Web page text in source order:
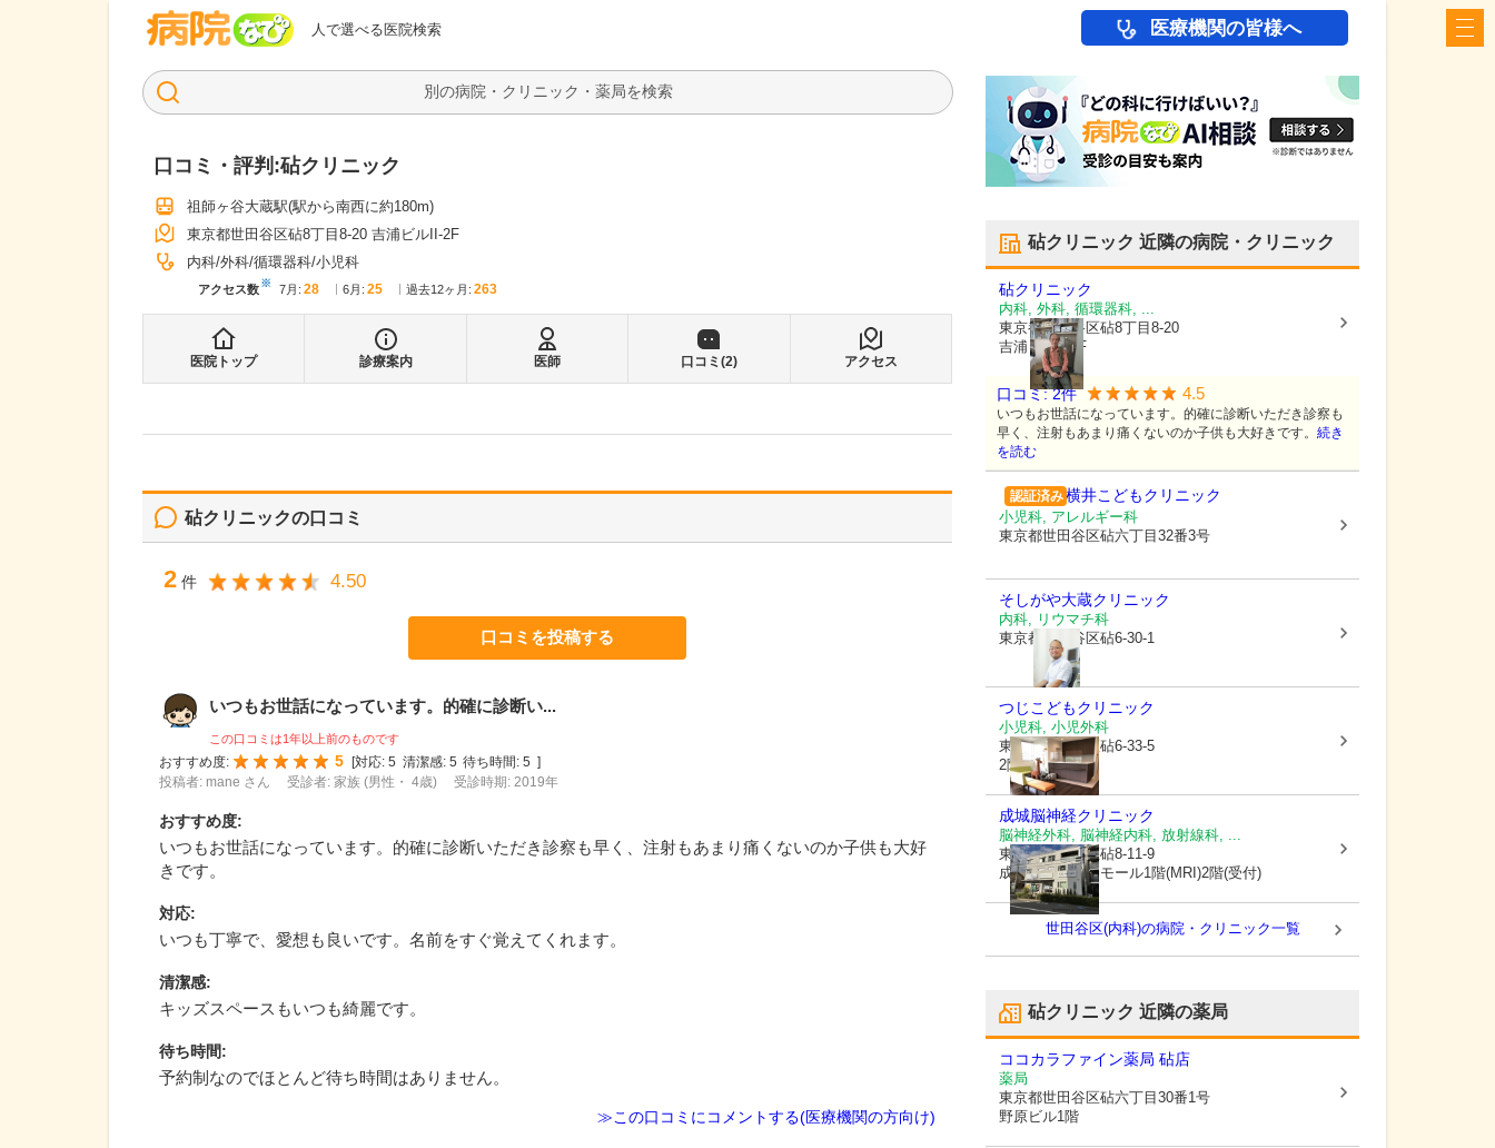
人で選べる医院検索
病院なび 医療機関の皆様へ
検索
口コミ・評判:砧クリニック
祖師ヶ谷大蔵駅(駅から南西に約180m)
東京都世田谷区砧8丁目8-20 吉浦ビルII-2F
内科 外科 循環器科 小児科
アクセス数※ 7月 : 28 6月 : 25 過去12ヶ月: 263
医院トップ 診療案内 医師 口コミ(2) アクセス
砧クリニックの口コミ
2 件 4.50
口コミを投稿する
いつもお世話になっています。的確に診断い...
この口コミは1年以上前のものです
おすすめ度:
5 [対応: 5 清潔感: 5 待ち時間: 5 ]
投稿者: mane さん
受診者: 家族 (男性・ 4歳) 受診時期: 2019年
おすすめ度:
いつもお世話になっています。的確に診断いただき診察も早く、注射もあまり痛くないのか子供も大好
きです。
対応:
いつも丁寧で、愛想も良いです。名前をすぐ覚えてくれます。
清潔感:
キッズスペースもいつも綺麗です。
待ち時間:
予約制なのでほとんど待ち時間はありません。
≫この口コミにコメントする(医療機関の方向け)
砧クリニック 近隣の病院・クリニック
砧クリニック
内科, 外科, 循環器科, ...
東京都世田谷区砧8丁目8-20
吉浦ビルII-2F
口コミ:2件 4.5
いつもお世話になっています。的確に診断いただき診察も
早く、注射もあまり痛くないのか子供も大好きです。 続き
を読む
認証済み 横井こどもクリニック
小児科, アレルギー科
東京都世田谷区砧六丁目32番3号
そしがや大蔵クリニック
内科, リウマチ科
東京都世田谷区砧6-30-1
つじこどもクリニック
小児科, 小児外科
東京都世田谷区砧6-33-5
2階
成城脳神経クリニック
脳神経外科, 脳神経内科, 放射線科, ...
東京都世田谷区砧8-11-9
成城クリニックモール1階(MRI)2階(受付)
世田谷区(内科)の病院・クリニック一覧
砧クリニック 近隣の薬局
ココカラファイン薬局 砧店
薬局
東京都世田谷区砧六丁目30番1号
野原ビル1階